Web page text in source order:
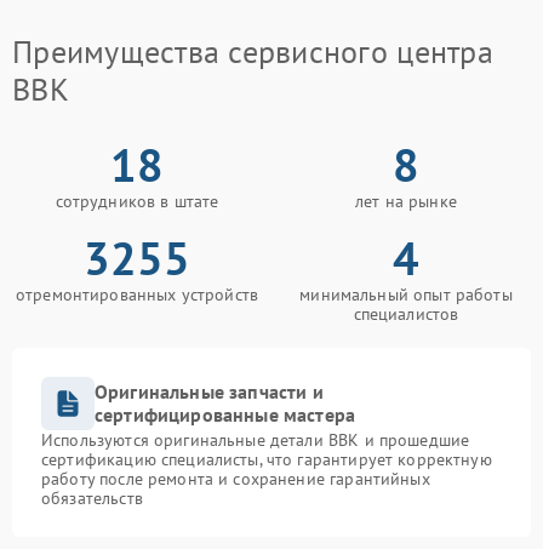
Преимущества сервисного центра
BBK
18
сотрудников в штате
8
лет на рынке
3255
отремонтированных устройств
4
минимальный опыт работы
специалистов
Оригинальные запчасти и
сертифицированные мастера
Используются оригинальные детали BBK и прошедшие
сертификацию специалисты, что гарантирует корректную
работу после ремонта и сохранение гарантийных
обязательств